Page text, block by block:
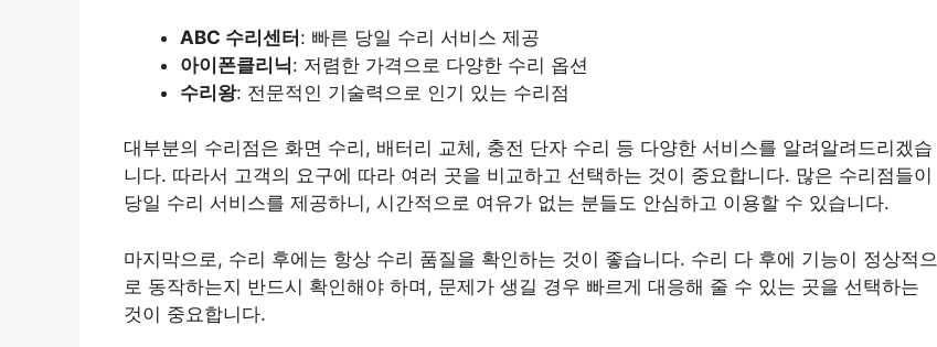
ABC 수리센터: 빠른 당일 수리 서비스 제공
아이폰클리닉: 저렴한 가격으로 다양한 수리 옵션
수리왕: 전문적인 기술력으로 인기 있는 수리점
대부분의 수리점은 화면 수리, 배터리 교체, 충전 단자 수리 등 다양한 서비스를 알려알려드리겠습
니다. 따라서 고객의 요구에 따라 여러 곳을 비교하고 선택하는 것이 중요합니다. 많은 수리점들이
당일 수리 서비스를 제공하니, 시간적으로 여유가 없는 분들도 안심하고 이용할 수 있습니다.
마지막으로, 수리 후에는 항상 수리 품질을 확인하는 것이 좋습니다. 수리 다 후에 기능이 정상적으
로 동작하는지 반드시 확인해야 하며, 문제가 생길 경우 빠르게 대응해 줄 수 있는 곳을 선택하는
것이 중요합니다.